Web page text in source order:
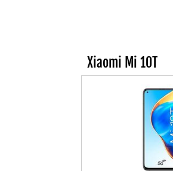
Xiaomi Mi 10T